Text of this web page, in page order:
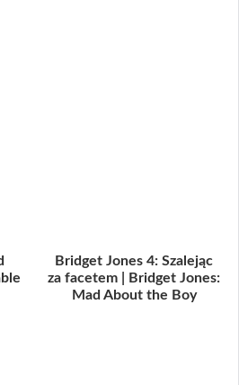
Bridget Jones 4: Szalejąc
za facetem | Bridget Jones:
Mad About the Boy